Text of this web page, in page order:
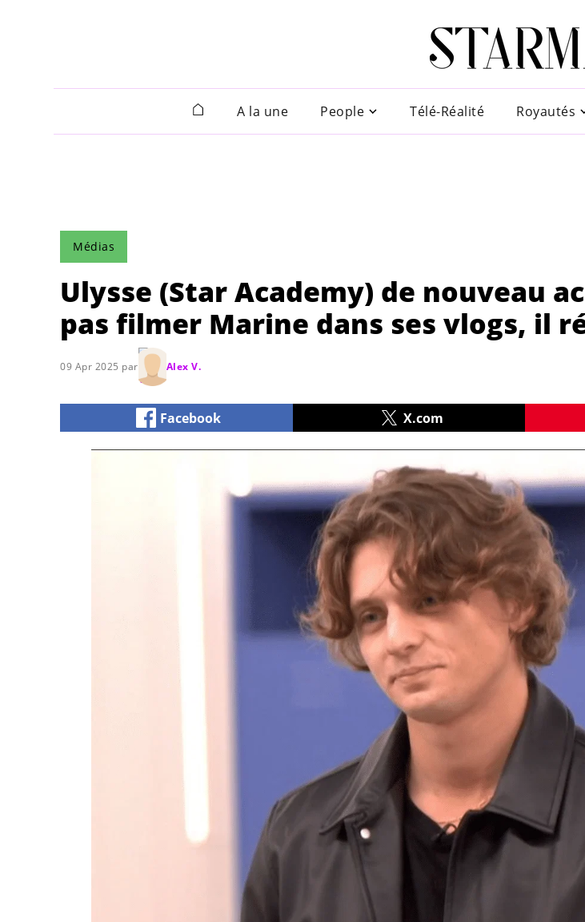
A la une People Télé-Réalité Royautés
Médias
Ulysse (Star Academy) de nouveau
pas filmer Marine dans ses vlogs, il
09 Apr 2025 par Alex V.
Facebook X.com